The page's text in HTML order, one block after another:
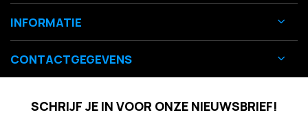
INFORMATIE
CONTACTGEGEVENS
SCHRIJF JE IN VOOR ONZE NIEUWSBRIEF!